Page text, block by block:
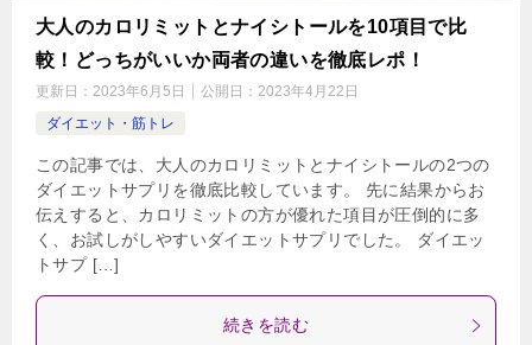
大人のカロリミットとナイシトールを10項目で比
較！どっちがいいか両者の違いを徹底レポ！
更新日： 2023年6月5日 公開日： 2023年4月22日
ダイエット・筋トレ
この記事では、大人のカロリミットとナイシトールの2つの
ダイエットサプリを徹底比較しています。 先に結果からお
伝えすると、カロリミットの方が優れた項目が圧倒的に多
く、お試しがしやすいダイエットサプリでした。 ダイエッ
トサプ […]
続きを読む